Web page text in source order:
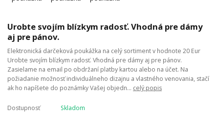
Urobte svojím blízkym radosť. Vhodná pre dámy
aj pre pánov.
Elektronická darčeková poukážka na celý sortiment v hodnote 20 Eur
Urobte svojím blízkym radosť. Vhodná pre dámy aj pre pánov.
Zasielame na email po obdržaní platby kartou alebo na účet. Na
požiadanie možnosť individuálneho dizajnu a vlastného venovania, stačí
ak ho napíšete do poznámky Vašej objedn... celý popis
Dostupnosť Skladom